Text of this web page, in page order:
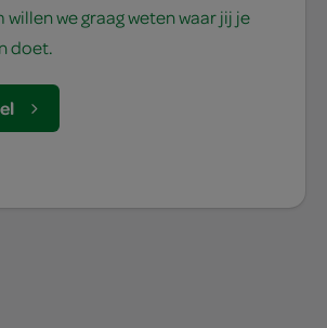
we graag weten waar jij je
doet.